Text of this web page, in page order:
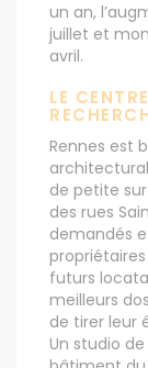
un an,
juillet et
avril.
LE
Rennes est
de petite
des rues
demandés
futurs
meilleurs
de tirer leur
Un studio